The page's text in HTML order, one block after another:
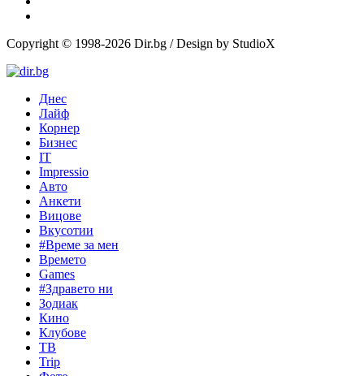
Copyright © 1998-2026 Dir.bg / Design by StudioX
Днес
Лайф
Корнер
Бизнес
IT
Impressio
Авто
Анкети
Вицове
Вкусотии
#Време за мен
Времето
Games
#Здравето ни
Зодиак
Кино
Клубове
ТВ
Trip